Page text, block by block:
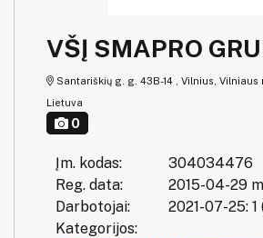
VŠĮ SMAPRO
Santariškių g. g. 43B-14 , Vilnius, Vilniaus
Lietuva
0
Įm. kodas:
304034476
Reg. data:
2015-04-29
Darbotojai:
2021-07-25:
Kategorijos: